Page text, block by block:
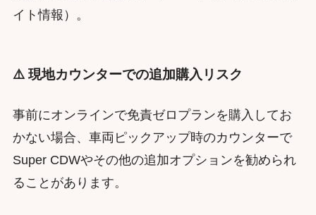
イト情報）。
⚠️ 現地カウンターでの追加購入リスク
事前にオンラインで免責ゼロプランを購入してお
かない場合、車両ピックアップ時のカウンターで
Super CDWやその他の追加オプションを勧められ
ることがあります。